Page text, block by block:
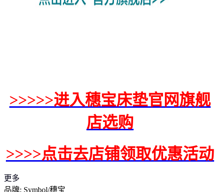
>>>>>进入穗宝床垫官网旗舰
店选购
>>>>点击去店铺领取优惠活动
更多
品牌: Symbol/穗宝